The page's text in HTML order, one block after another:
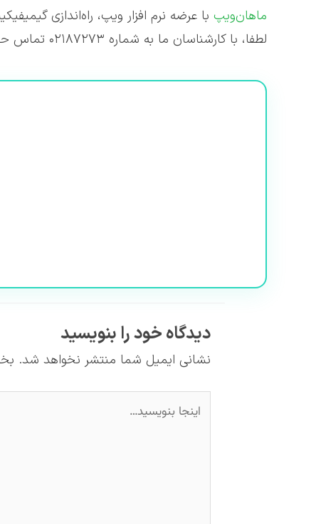
ماهان‌ویپ با عرضه نرم افزار ویپ، راه‌اندازی
لطفا، با کارشناسان ما به شماره ۰۲۱۸۷۲۷۳ تماس حاصل بفرمایید تا اطلاعات خود را بی‌دریغ در اختیار شما عزیزان قرار دهند.
دیدگاه‌ خود را بنویسید
نشانی ایمیل شما منتشر نخواهد شد.
اینجا